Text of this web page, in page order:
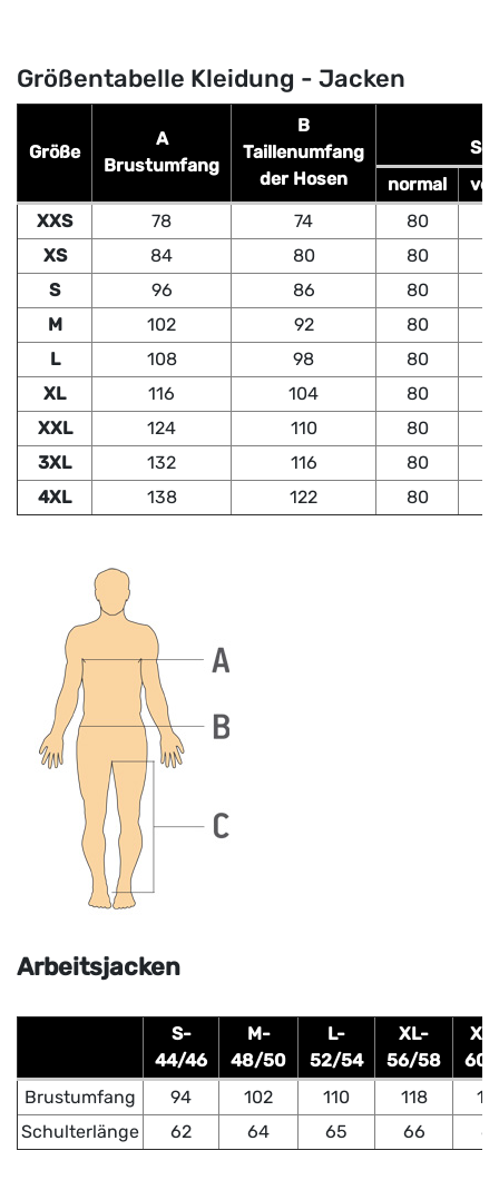
Größentabelle Kleidung - Jacken
Größe
A
Brustumfang
B
Taillenumfang
der Hosen
normal
XXS
78 74
80
XS
84 80
80
S
96 86
80
M
102 92
80
L
108 98
80
XL
116 104
80
XXL
124 110
80
3XL
132 116
80
4XL
138 122 80
Arbeitsjacken
S-
44/46
M-
48/50
L-
52/54
XL-
56/58
60/
Brustumfang
94 102 110 118
Schulterlänge
62 64 65 66